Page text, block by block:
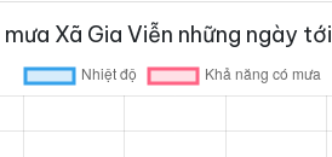
Xã Gia Viễn những ngày tới